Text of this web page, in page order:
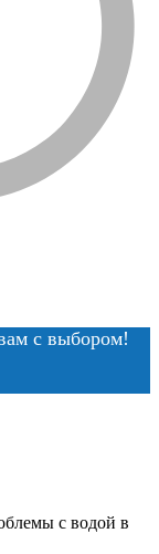
с выбором!
с водой в